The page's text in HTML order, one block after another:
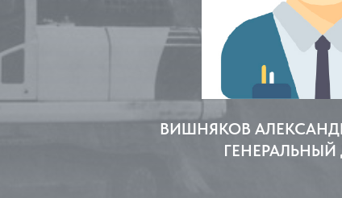
ВИШНЯКОВ
ГЕНЕРАЛЬНЫЙ